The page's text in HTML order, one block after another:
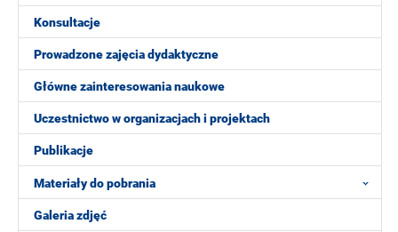
Konsultacje
Prowadzone zajęcia dydaktyczne
Główne zainteresowania naukowe
Uczestnictwo w organizacjach i projektach
Publikacje
Materiały do pobrania
Galeria zdjęć